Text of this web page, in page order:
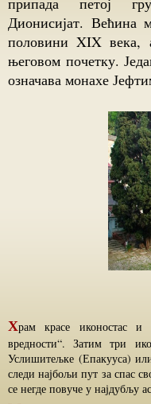
Дионисијат. Већина
половини XIX века,
његовом почетку.
означава монахе
Храм красе иконостас и
вредности“. Затим три
Услишитељке (Епакууса)
следи најбољи пут за спас
се негде повуче у најдубљу